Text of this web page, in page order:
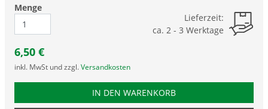
Menge
Lieferzeit:
ca. 2 - 3 Werktage
6,50 €
inkl. MwSt und zzgl. Versandkosten
PRODUKTNUMMER GK25
IN DEN WARENKORB